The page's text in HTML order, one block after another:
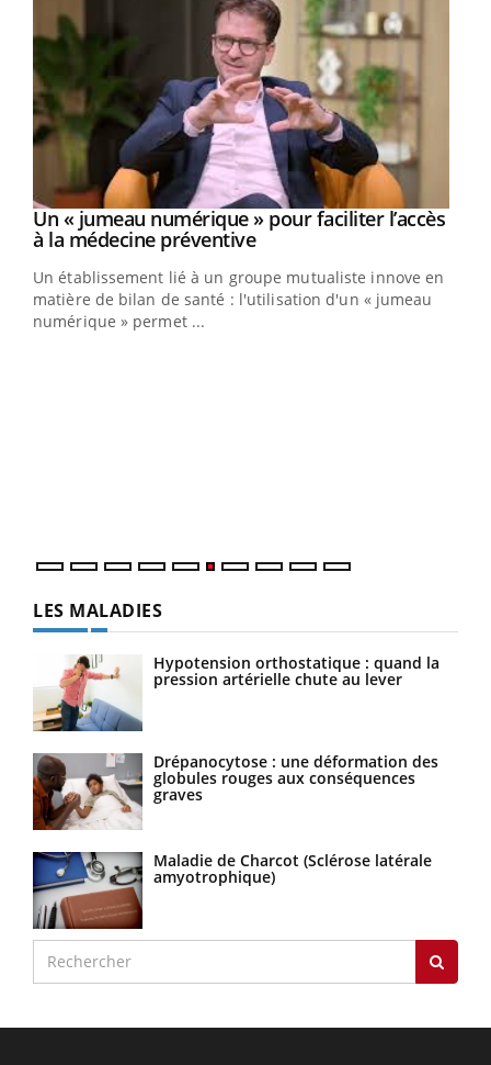
Youtube
Un « jumeau numérique » pour faciliter l’accès
à la médecine préventiveYoutube
Un établissement lié à un groupe mutualiste innove en
matière de bilan de santé : l'utilisation d'un « jumeau
numérique » permet ...
LES MALADIES
Hypotension orthostatique : quand la
pression artérielle chute au lever
Drépanocytose : une déformation des
globules rouges aux conséquences
graves
Maladie de Charcot (Sclérose latérale
amyotrophique)